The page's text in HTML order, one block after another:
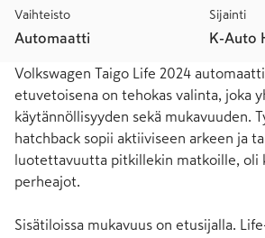
Vaihteisto
Automaatti
Sijainti
K-Auto
Volkswagen Taigo Life 2024
etuvetoisena on tehokas valinta, joka
käytännöllisyyden sekä mukavuuden.
hatchback sopii aktiiviseen arkeen ja
luotettavuutta pitkillekin matkoille, oli
perheajot.
Sisätiloissa mukavuus on etusijalla.